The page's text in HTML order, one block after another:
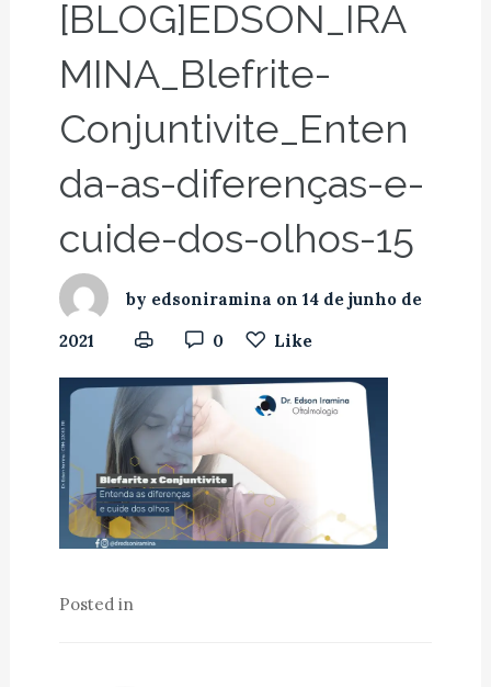
[BLOG]EDSON_IRA
MINA_Blefrite-
Conjuntivite_Enten
da-as-diferenças-e-
cuide-dos-olhos-15
by edsoniramina on 14 de junho de
2021
0 Like
Posted in